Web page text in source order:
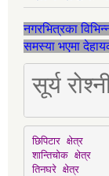
नगरभित्रका
समस्या भएमा
सूर्य
छिपिटार क्षेत्र
शान्तिचोक क्षेत्र
तिनघरे क्षेत्र